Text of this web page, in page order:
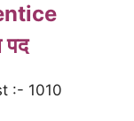
:- 1010